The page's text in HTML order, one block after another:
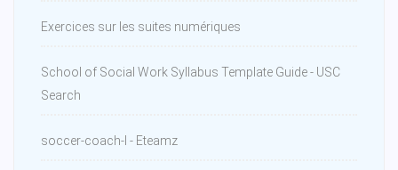
Exercices sur les suites numériques
School of Social Work Syllabus Template Guide - USC
Search
soccer-coach-l - Eteamz